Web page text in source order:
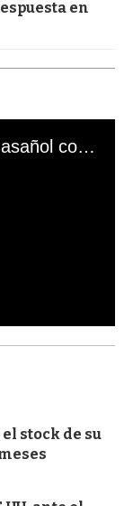
en
El mal momento de Yanina Gasañol con un hincha argentino en "Subrayado"
stock de su